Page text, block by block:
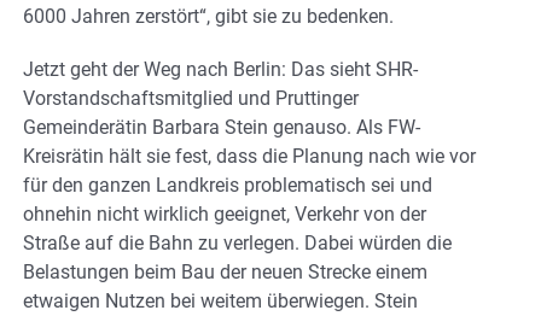
6000 Jahren zerstört“, gibt sie zu bedenken.
Jetzt geht der Weg nach Berlin: Das sieht SHR-
Vorstandschaftsmitglied und Pruttinger
Gemeinderätin Barbara Stein genauso. Als FW-
Kreisrätin hält sie fest, dass die Planung nach wie vor
für den ganzen Landkreis problematisch sei und
ohnehin nicht wirklich geeignet, Verkehr von der
Straße auf die Bahn zu verlegen. Dabei würden die
Belastungen beim Bau der neuen Strecke einem
etwaigen Nutzen bei weitem überwiegen. Stein